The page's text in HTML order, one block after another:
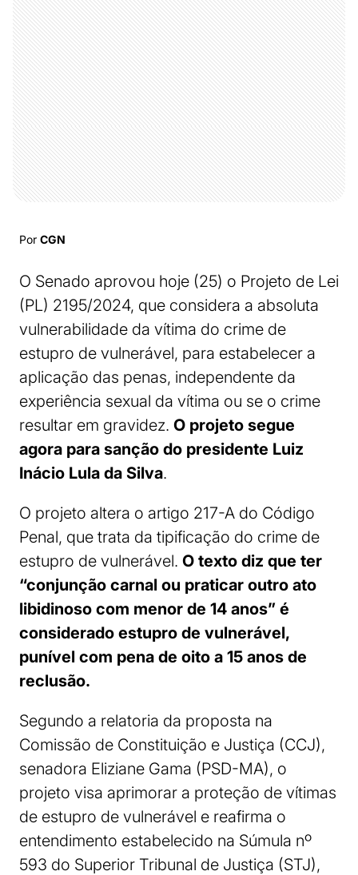
Por CGN
O Senado aprovou hoje (25) o Projeto de Lei
(PL) 2195/2024, que considera a absoluta
vulnerabilidade da vítima do crime de
estupro de vulnerável, para estabelecer a
aplicação das penas, independente da
experiência sexual da vítima ou se o crime
resultar em gravidez. O projeto segue
agora para sanção do presidente Luiz
Inácio Lula da Silva.
O projeto altera o artigo 217-A do Código
Penal, que trata da tipificação do crime de
estupro de vulnerável. O texto diz que ter
“conjunção carnal ou praticar outro ato
libidinoso com menor de 14 anos” é
considerado estupro de vulnerável,
punível com pena de oito a 15 anos de
reclusão.
Segundo a relatoria da proposta na
Comissão de Constituição e Justiça (CCJ),
senadora Eliziane Gama (PSD-MA), o
projeto visa aprimorar a proteção de vítimas
de estupro de vulnerável e reafirma o
entendimento estabelecido na Súmula nº
593 do Superior Tribunal de Justiça (STJ),